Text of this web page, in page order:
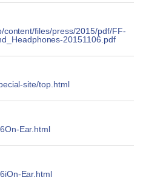
content/files/press/2015/pdf/FF-
20151106.pdf
site/top.html
Ear.html
Ear.html